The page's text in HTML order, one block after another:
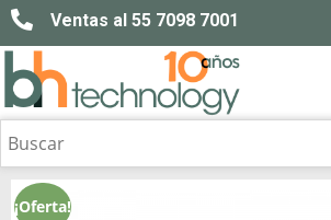
Ventas al 55 7098 7001
¡Oferta!